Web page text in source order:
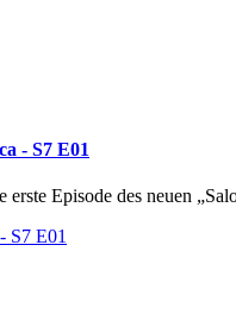
- S7 E01
erste Episode des neuen
S7 E01